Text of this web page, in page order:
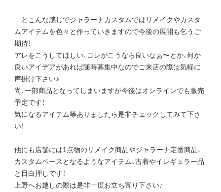
…とこんな感じでジャラーナカスタムではリメイクやカスタ
ムアイテムを色々と作っていきますので今後の展開も乞うご
期待！
アレをこうしてほしい、コレがこうなら良いなぁ〜とか、何か
良いアイデアがあれば随時募集中なのでご来店の際は気軽に
声掛け下さい♪
尚、一部商品となってしまいますが今後はオンラインでも販売
予定です！
気になるアイテム等ありましたら是非チェックしてみて下さ
い！
他にも店舗には1点物のリメイク商品やジャラーナ定番商品、
カスタムベースとなるようなアイテム、古着やイレギュラー品
と目白押しです！
上野へお越しの際は是非一度お立ち寄り下さい♪